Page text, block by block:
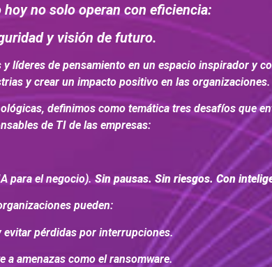
no solo operan con eficiencia:
y visión de futuro.
líderes de pensamiento en un espacio inspirador y
y crear un impacto positivo en las organizaciones.
definimos como temática tres desafíos que
de TI de las empresas:
para el negocio).Sin pausas. Sin riesgos. Con
pueden:
pérdidas por interrupciones.
amenazas como el ransomware.